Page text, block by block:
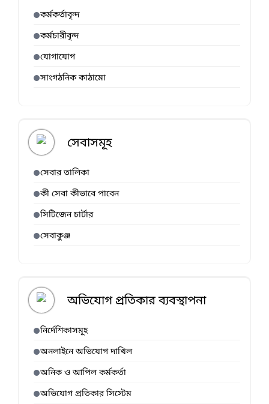
কর্মকর্তাবৃন্দ
কর্মচারীবৃন্দ
যোগাযোগ
সাংগঠনিক কাঠামো
সেবাসমূহ
সেবার তালিকা
কী সেবা কীভাবে পাবেন
সিটিজেন চার্টার
সেবাকুঞ্জ
অভিযোগ প্রতিকার ব্যবস্থাপনা
নির্দেশিকাসমূহ
অনলাইনে অভিযোগ দাখিল
অনিক ও আপিল কর্মকর্তা
অভিযোগ প্রতিকার সিস্টেম